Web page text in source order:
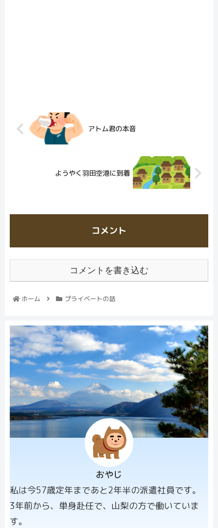
アトム君の本音
ようやく羽田空港に到着
コメント
コメントを書き込む
ホーム プライベートの話
プロフィー
ル画像
おやじ
私は今57歳定年まであと2年半の派遣社員です。
3年前から、単身赴任で、山梨の方で働いていま
す。